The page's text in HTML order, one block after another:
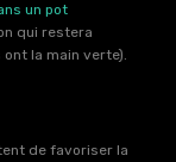
un pot
qui restera
la main verte).
de favoriser la